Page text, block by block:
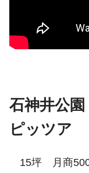
石神井公
ピッツア
15坪 月商